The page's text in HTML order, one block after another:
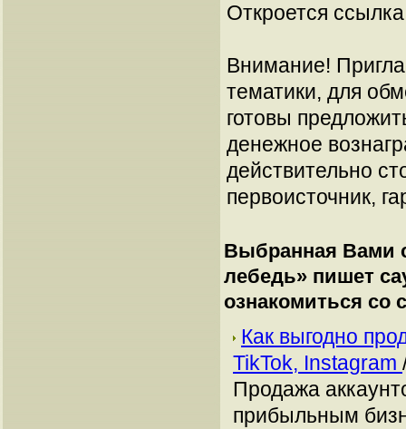
Откроется
Внимание!
тематики, для
готовы
денежное
действительно
первоисточник,
Выбранная Вами
лебедь» пишет
ознакомиться
Как выгодно
TikTok, Instagram
Продажа
прибыльным